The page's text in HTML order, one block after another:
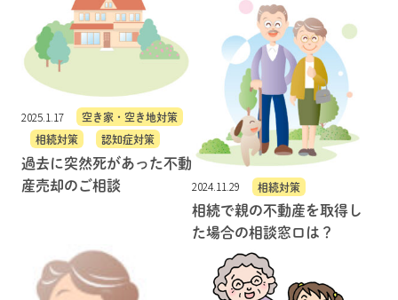
2025.1.17 空き家・空き地対策
相続対策 認知症対策
過去に突然死があった不動
産売却のご相談
2024.11.29 相続対策
相続で親の不動産を取得し
た場合の相談窓口は？